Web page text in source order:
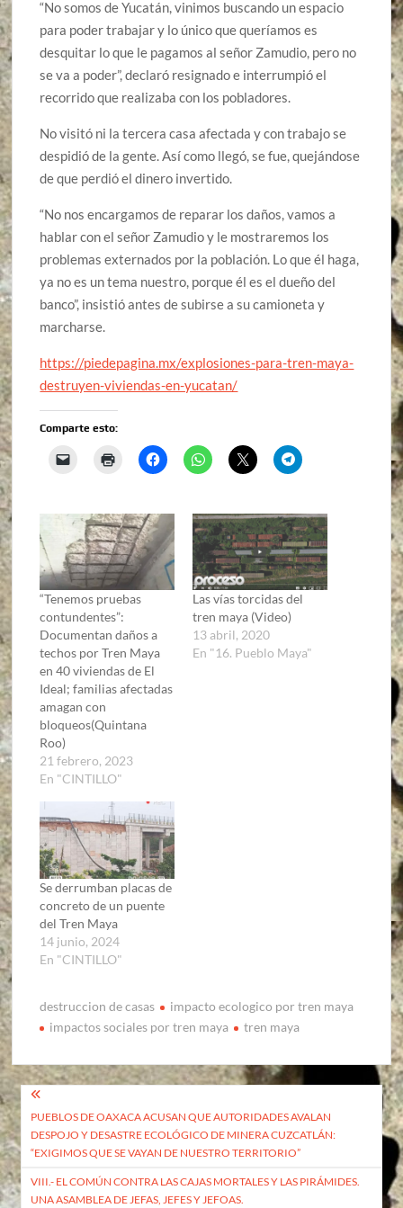
“No somos de Yucatán, vinimos buscando un espacio
para poder trabajar y lo único que queríamos es
desquitar lo que le pagamos al señor Zamudio, pero no
se va a poder”, declaró resignado e interrumpió el
recorrido que realizaba con los pobladores.
No visitó ni la tercera casa afectada y con trabajo se
despidió de la gente. Así como llegó, se fue, quejándose
de que perdió el dinero invertido.
“No nos encargamos de reparar los daños, vamos a
hablar con el señor Zamudio y le mostraremos los
problemas externados por la población. Lo que él haga,
ya no es un tema nuestro, porque él es el dueño del
banco”, insistió antes de subirse a su camioneta y
marcharse.
https://piedepagina.mx/explosiones-para-tren-maya-
destruyen-viviendas-en-yucatan/
Comparte esto:
“Tenemos pruebas
contundentes”:
Documentan daños a
techos por Tren Maya
en 40 viviendas de El
Ideal; familias afectadas
amagan con
bloqueos(Quintana
Roo)
21 febrero, 2023
En "CINTILLO"
Las vías torcidas del
tren maya (Video)
13 abril, 2020
En "16. Pueblo Maya"
Se derrumban placas de
concreto de un puente
del Tren Maya
14 junio, 2024
En "CINTILLO"
destruccion de casas
impacto ecologico por tren maya
impactos sociales por tren maya
tren maya
Navegación
de
entradas
PUEBLOS DE OAXACA ACUSAN QUE AUTORIDADES AVALAN
DESPOJO Y DESASTRE ECOLÓGICO DE MINERA CUZCATLÁN:
“EXIGIMOS QUE SE VAYAN DE NUESTRO TERRITORIO”
VIII.- EL COMÚN CONTRA LAS CAJAS MORTALES Y LAS PIRÁMIDES.
UNA ASAMBLEA DE JEFAS, JEFES Y JEFOAS.